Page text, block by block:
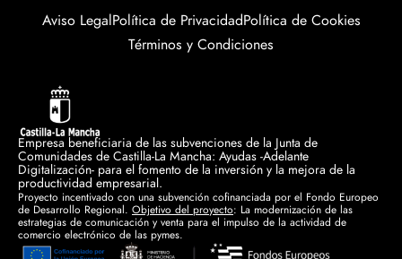
Empresa beneficiaria de las subvenciones de la Junta de
Comunidades de Castilla-La Mancha: Ayudas -Adelante
Digitalización- para el fomento de la inversión y la mejora de la
productividad empresarial.
Proyecto incentivado con una subvención cofinanciada por el Fondo Europeo
de Desarrollo Regional. Objetivo del proyecto: La modernización de las
estrategias de comunicación y venta para el impulso de la actividad de
comercio electrónico de las pymes.
Aviso Legal Política de PrivacidadPolítica de Cookies
Términos y Condiciones